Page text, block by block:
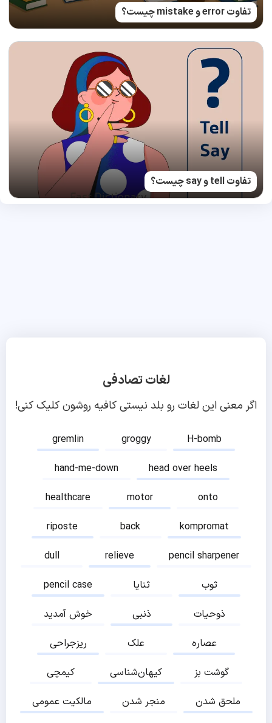
تفاوت error و mistake چیست؟
تفاوت tell و say چیست؟
لغات تصادفی
اگر معنی این لغات رو بلد نیستی کافیه روشون کلیک کنی!
gremlin groggy
H-bomb
hand-me-down
head over heels
healthcare
motor
onto
riposte
back
kompromat
dull
relieve
pencil sharpener
pencil case
ثنایا
ثوب
خوش آمدید
ذنبی
ذوحیات
ریزجراحی
علک
عصاره
کیمچی
کیهان‌شناسی
گوشت بز
مالکیت عمومی
منجر شدن
ملحق شدن